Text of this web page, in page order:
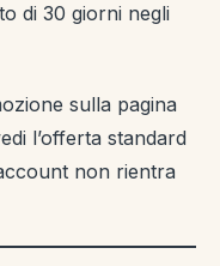
di 30 giorni negli
sulla pagina
l’offerta standard
non rientra